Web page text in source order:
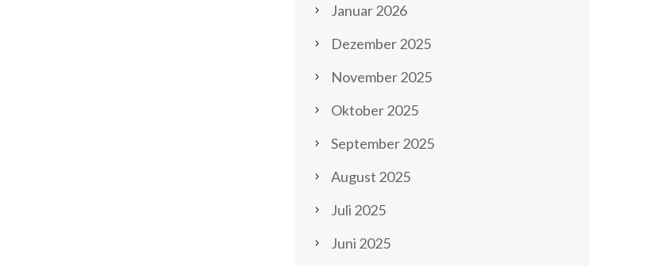
Januar 2026
Dezember 2025
November 2025
Oktober 2025
September 2025
August 2025
Juli 2025
Juni 2025